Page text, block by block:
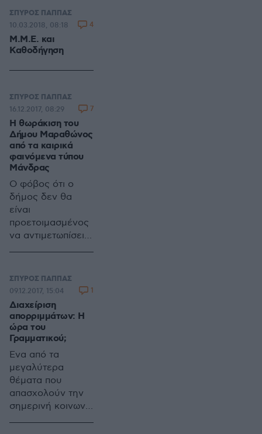
τοπικής
διακυβέρνησης,
βασισμένο στις
ανάγκες του
σήμερα με στόχο
Δήμου
Μαραθώνος, το
οποίο δεν έχει
προηγούμενο και
του παραλόγου
συγκριθεί.
ΣΠΥΡΟΣ ΠΑΠΠΑΣ
Μ.Μ.Ε. και
Καθοδήγηση
10.03.2018, 08:18 4
ΣΠΥΡΟΣ ΠΑΠΠΑΣ
H θωράκιση του
Δήμου Μαραθώνος
από τα καιρικά
φαινόμενα τύπου
Μάνδρας
Ο φόβος ότι ο
δήμος δεν θα
είναι
προετοιμασμένος
να αντιμετωπίσει
φαινόμενα, που
ίσως πλήξουν και
πάλι την Αττική,
επαναφέρουν τη
συζήτηση γύρω
από την
αδιαφορία των
δημοτικών αρχών
που δημιουργούν
αυτές τις
καταστάσεις με τα
16.12.2017, 08:29 7
ΣΠΥΡΟΣ ΠΑΠΠΑΣ
Διαχείριση
απορριμμάτων: Η
ώρα του
Γραμματικού;
Ένα από τα
μεγαλύτερα
θέματα που
απασχολούν την
σημερινή κοινωνία
09.12.2017, 15:04 1